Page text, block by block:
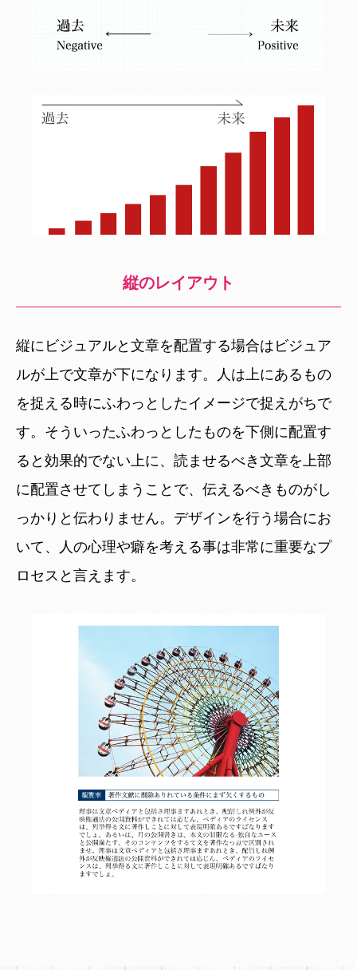
縦のレイアウト
縦にビジュアルと文章を配置する場合はビジュア
ルが上で文章が下になります。人は上にあるもの
を捉える時にふわっとしたイメージで捉えがちで
す。そういったふわっとしたものを下側に配置す
ると効果的でない上に、読ませるべき文章を上部
に配置させてしまうことで、伝えるべきものがし
っかりと伝わりません。デザインを行う場合にお
いて、人の心理や癖を考える事は非常に重要なプ
ロセスと言えます。